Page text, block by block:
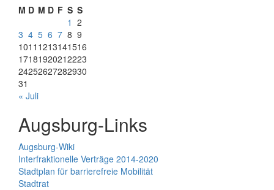
M D M D F S S
1 2
3 4 5 6 7 8 9
1011 1213141516
17181920212223
24252627282930
31
« Juli
Augsburg-Links
Augsburg-Wiki
Interfraktionelle Verträge 2014-2020
Stadtplan für barrierefreie Mobilität
Stadtrat